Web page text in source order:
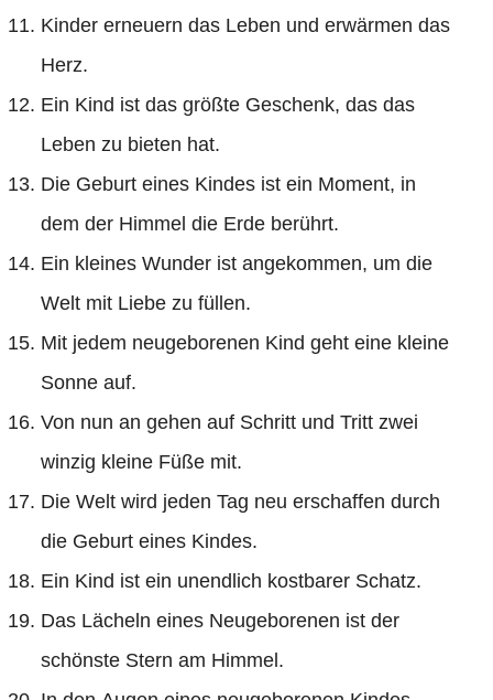
Kinder erneuern das Leben und erwärmen das
Herz.
Ein Kind ist das größte Geschenk, das das
Leben zu bieten hat.
Die Geburt eines Kindes ist ein Moment, in
dem der Himmel die Erde berührt.
Ein kleines Wunder ist angekommen, um die
Welt mit Liebe zu füllen.
Mit jedem neugeborenen Kind geht eine kleine
Sonne auf.
Von nun an gehen auf Schritt und Tritt zwei
winzig kleine Füße mit.
Die Welt wird jeden Tag neu erschaffen durch
die Geburt eines Kindes.
Ein Kind ist ein unendlich kostbarer Schatz.
Das Lächeln eines Neugeborenen ist der
schönste Stern am Himmel.